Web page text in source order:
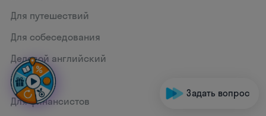
Для путешествий
Для собеседования
Деловой английский
Для IT
Для финансистов
Задать вопрос